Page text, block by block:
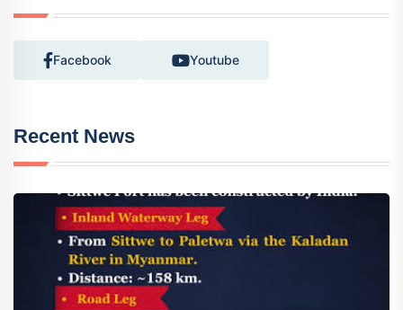
Facebook Youtube
Recent News